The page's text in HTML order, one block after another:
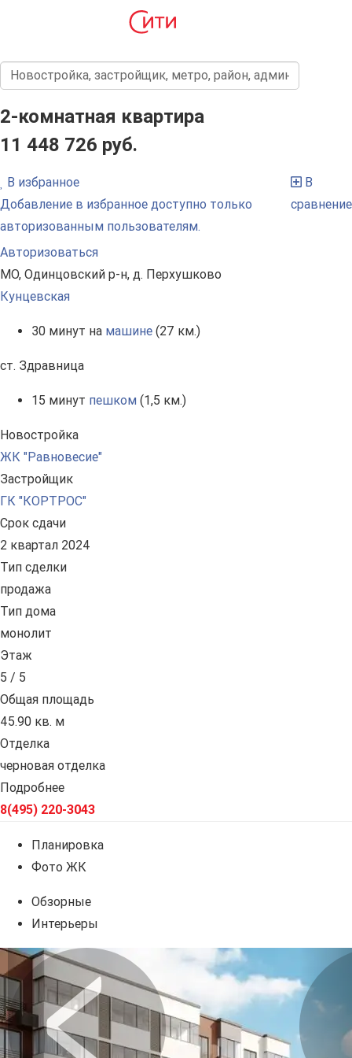
2-комнатная квартира
11 448 726 руб.
В избранное
Добавление в избранное доступно только
авторизованным пользователям.
Авторизоваться
В
сравнение
МО, Одинцовский р-н, д. Перхушково
Кунцевская
30 минут на машине (27 км.)
ст. Здравница
15 минут пешком (1,5 км.)
Новостройка
ЖК "Равновесие"
Застройщик
ГК "КОРТРОС"
Срок сдачи
2 квартал 2024
Тип сделки
продажа
Тип дома
монолит
Этаж
5 / 5
Общая площадь
45.90 кв. м
Отделка
черновая отделка
Подробнее
8(495) 220-3043
Планировка
Фото ЖК
Обзорные
Интерьеры